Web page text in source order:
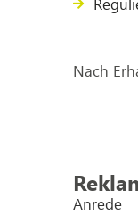
Nach
Anrede